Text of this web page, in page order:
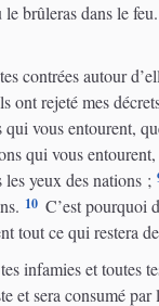
brûleras dans le
contrées autour
rejeté mes
vous entourent,
qui vous entourent,
yeux des nations ;
10 C’est pourquoi
tout ce qui restera
infamies et toutes
et sera consumé